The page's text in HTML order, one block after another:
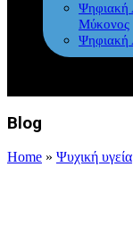
Ψηφιακή
Μύκονος
Ψηφιακή
Blog
Home » Ψυχική υγεία